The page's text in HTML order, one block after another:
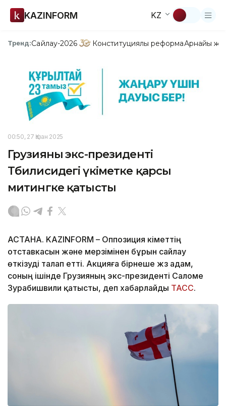
KAZINFORM KZ
Тренд:Сайлау-2026 Конституциялық реформаАрнайы
00:50, 27 Қазан 2025
Грузияның экс-президенті
Тбилисидегі үкіметке қарсы
митингке қатысты
АСТАНА. KAZINFORM – Оппозиция үкіметтің
отставкасын және мерзімінен бұрын сайлау
өткізуді талап етті. Акцияға бірнеше жүз адам,
соның ішінде Грузияның экс-президенті Саломе
Зурабишвили қатысты, деп хабарлайды ТАСС.